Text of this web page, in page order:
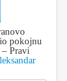
pokojnu
Pravi